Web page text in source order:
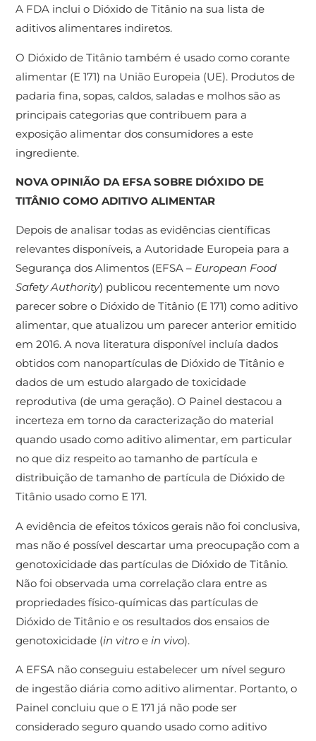
A FDA inclui o Dióxido de Titânio na sua lista de
aditivos alimentares indiretos.
O Dióxido de Titânio também é usado como corante
alimentar (E 171) na União Europeia (UE). Produtos de
padaria fina, sopas, caldos, saladas e molhos são as
principais categorias que contribuem para a
exposição alimentar dos consumidores a este
ingrediente.
NOVA OPINIÃO DA EFSA SOBRE DIÓXIDO DE
TITÂNIO COMO ADITIVO ALIMENTAR
Depois de analisar todas as evidências científicas
relevantes disponíveis, a Autoridade Europeia para a
Segurança dos Alimentos (EFSA – European Food
Safety Authority) publicou recentemente um novo
parecer sobre o Dióxido de Titânio (E 171) como aditivo
alimentar, que atualizou um parecer anterior emitido
em 2016. A nova literatura disponível incluía dados
obtidos com nanopartículas de Dióxido de Titânio e
dados de um estudo alargado de toxicidade
reprodutiva (de uma geração). O Painel destacou a
incerteza em torno da caracterização do material
quando usado como aditivo alimentar, em particular
no que diz respeito ao tamanho de partícula e
distribuição de tamanho de partícula de Dióxido de
Titânio usado como E 171.
A evidência de efeitos tóxicos gerais não foi conclusiva,
mas não é possível descartar uma preocupação com a
genotoxicidade das partículas de Dióxido de Titânio.
Não foi observada uma correlação clara entre as
propriedades físico-químicas das partículas de
Dióxido de Titânio e os resultados dos ensaios de
genotoxicidade (in vitro ein vivo).
A EFSA não conseguiu estabelecer um nível seguro
de ingestão diária como aditivo alimentar. Portanto, o
Painel concluiu que o E 171 já não pode ser
considerado seguro quando usado como aditivo